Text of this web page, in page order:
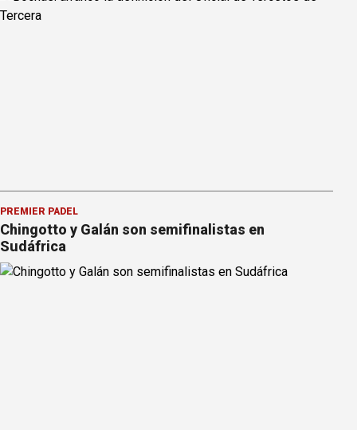
PREMIER PÁDEL
Chingotto y Galán son semifinalistas en
Sudáfrica